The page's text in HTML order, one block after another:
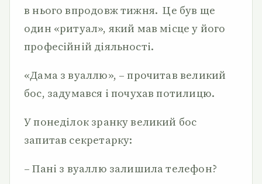
в нього впродовж тижня. Це був ще
один «ритуал», який мав місце у його
професійній діяльності.
«Дама з вуаллю», – прочитав великий
бос, задумався і почухав потилицю.
У понеділок зранку великий бос
запитав секретарку:
– Пані з вуаллю залишила телефон?